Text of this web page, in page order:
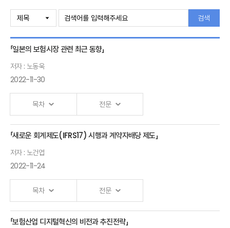
검색
「일본의 보험시장 관련 최근 동향」
저자 : 노동욱
2022-11-30
목차 전문
일본의
동향
노동욱
Director
「새로운 회계제도(IFRS17) 시행과 계약자배당 제도」
저자 : 노건엽
2022-11-24
목차 전문
「보험산업 디지털혁신의 비전과 추진전략」